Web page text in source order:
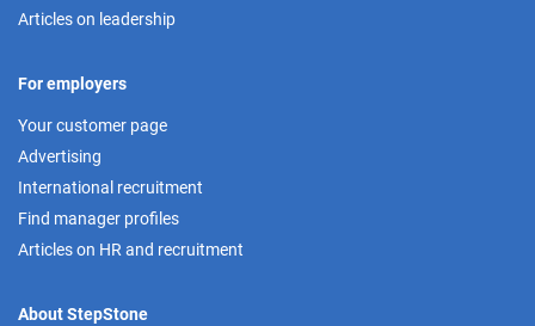
Articles on leadership
For employers
Your customer page
Advertising
International recruitment
Find manager profiles
Articles on HR and recruitment
About StepStone